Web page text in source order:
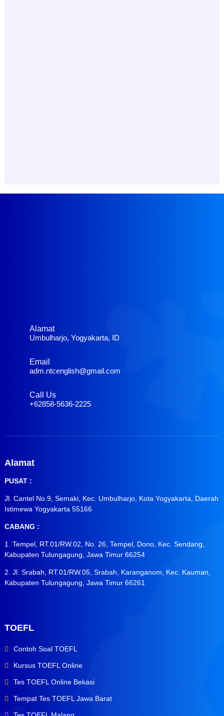
Alamat
Umbulharjo, Yogyakarta, ID
Email
adm.ntcenglish@gmail.com
Call Us
+62858-5636-2225
Alamat
PUSAT :
Jl. Cantel No.9, Semaki, Kec. Umbulharjo, Kota Yogyakarta, Daerah
Istimewa Yogyakarta 55166
CABANG :
1. Tempel, RT.01/RW.02, No. 26, Tempel, Dono, Kec. Sendang,
Kabupaten Tulungagung, Jawa Timur 66254
2. Jl. Srabah, RT.01/RW.05, Srabah, Karanganom, Kec. Kauman,
Kabupaten Tulungagung, Jawa Timur 66261
TOEFL
Contoh Soal TOEFL
Kursus TOEFL Online
Tes TOEFL Online Bekasi
Tempat Tes TOEFL Jawa Barat